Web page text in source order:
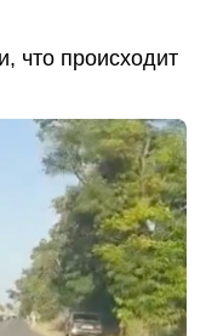
что происходит